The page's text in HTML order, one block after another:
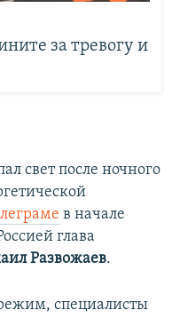
за тревогу и
свет после ночного
в начале
глава
Развожаев.
специалисты